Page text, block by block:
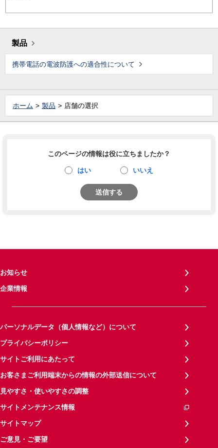
製品
携帯電話の電波防護への適合性について
ホーム 製品 店舗の選択
このページの情報は役に立ちましたか？
はい いいえ
送信する
お知らせ
企業情報
パーソナルデータ（個人情報など）について
プライバシーポリシー
サイトご利用にあたって
お客さまご利用端末からの情報の外部送信について
見やすさ・使いやすさの調整
サイトメンテナンス情報
サイトマップ
ご意見・ご要望